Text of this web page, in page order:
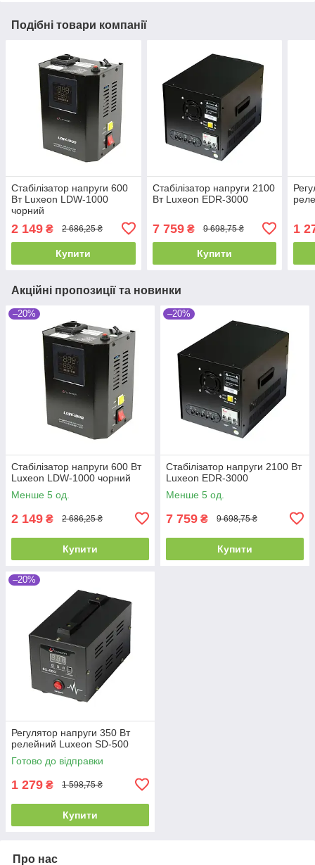
Подібні товари компанії
Стабілізатор напруги 600
Вт Luxeon LDW-1000
чорний
2 149 ₴ 2 686,25 ₴
Купити
Стабілізатор напруги 2100
Вт Luxeon EDR-3000
7 759₴ 9 698,75 ₴
Купити
1
Акційні пропозиції та новинки
–20%
Стабілізатор напруги 600 Вт
Luxeon LDW-1000 чорний
Менше 5 од.
2 149 ₴ 2 686,25 ₴
Купити
–20%
Стабілізатор напруги 2100 Вт
Luxeon EDR-3000
Менше 5 од.
7 759 ₴ 9 698,75 ₴
Купити
–20%
Регулятор напруги 350 Вт
релейний Luxeon SD-500
Готово до відправки
1 279 ₴ 1 598,75 ₴
Купити
Про нас